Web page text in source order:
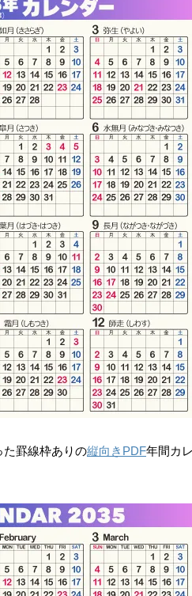
た罫線枠ありの縦向きPDF年間カ